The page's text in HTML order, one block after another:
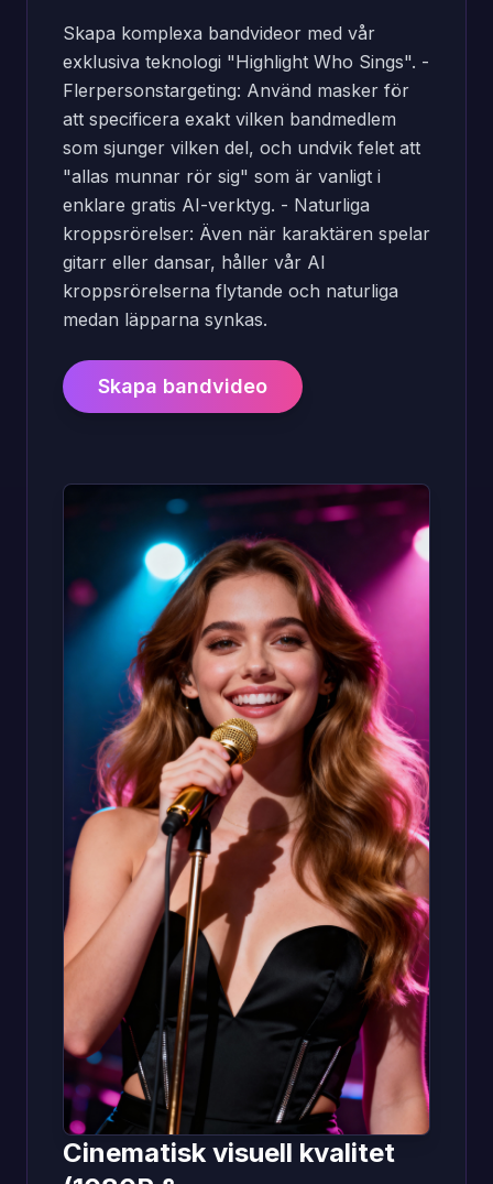
Skapa komplexa bandvideor med vår
exklusiva teknologi "Highlight Who Sings". -
Flerpersonstargeting: Använd masker för
att specificera exakt vilken bandmedlem
som sjunger vilken del, och undvik felet att
"allas munnar rör sig" som är vanligt i
enklare gratis AI-verktyg. - Naturliga
kroppsrörelser: Även när karaktären spelar
gitarr eller dansar, håller vår AI
kroppsrörelserna flytande och naturliga
medan läpparna synkas.
Skapa bandvideo
Cinematisk visuell kvalitet